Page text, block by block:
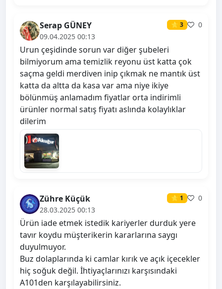
Serap GÜNEY ⭐ 3
0
09.04.2025 00:13
Urun çeşidinde sorun var diğer şubeleri
bilmiyorum ama temizlik reyonu üst katta çok
saçma geldi merdiven inip çıkmak ne mantık üst
katta da altta da kasa var ama niye ikiye
bölünmüş anlamadım fiyatlar orta indirimli
ürünler normal satış fiyatı aslında kolaylıklar
dilerim
Zühre Küçük ⭐ 1
0
28.03.2025 00:13
Ürün iade etmek istedik kariyerler durduk yere
tavır koydu müşterikerin kararlarına saygı
duyulmuyor.
Buz dolaplarında ki camlar kırık ve açık içecekler
hiç soğuk değil. İhtiyaçlarınızı karşısındaki
A101den karşılayabilirsiniz.